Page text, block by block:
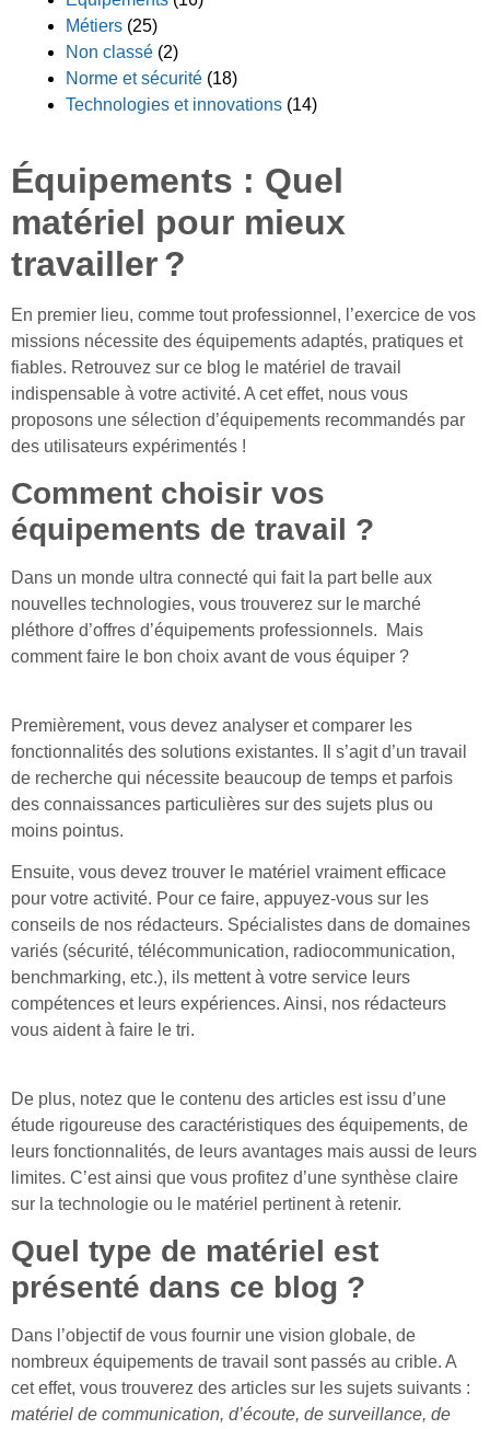
Métiers (25)
Non classé (2)
Norme et sécurité (18)
Technologies et innovations (14)
Équipements : Quel
matériel pour mieux
travailler ?
En premier lieu, comme tout professionnel, l’exercice de vos
missions nécessite des équipements adaptés, pratiques et
fiables. Retrouvez sur ce blog le matériel de travail
indispensable à votre activité. A cet effet, nous vous
proposons une sélection d’équipements recommandés par
des utilisateurs expérimentés !
Comment choisir vos
équipements de travail ?
Dans un monde ultra connecté qui fait la part belle aux
nouvelles technologies, vous trouverez sur le marché
pléthore d’offres d’équipements professionnels. Mais
comment faire le bon choix avant de vous équiper ?
Premièrement, vous devez analyser et comparer les
fonctionnalités des solutions existantes. Il s’agit d’un travail
de recherche qui nécessite beaucoup de temps et parfois
des connaissances particulières sur des sujets plus ou
moins pointus.
Ensuite, vous devez trouver le matériel vraiment efficace
pour votre activité. Pour ce faire, appuyez-vous sur les
conseils de nos rédacteurs. Spécialistes dans de domaines
variés (sécurité, télécommunication, radiocommunication,
benchmarking, etc.), ils mettent à votre service leurs
compétences et leurs expériences. Ainsi, nos rédacteurs
vous aident à faire le tri.
De plus, notez que le contenu des articles est issu d’une
étude rigoureuse des caractéristiques des équipements, de
leurs fonctionnalités, de leurs avantages mais aussi de leurs
limites. C’est ainsi que vous profitez d’une synthèse claire
sur la technologie ou le matériel pertinent à retenir.
Quel type de matériel est
présenté dans ce blog ?
Dans l’objectif de vous fournir une vision globale, de
nombreux équipements de travail sont passés au crible. A
cet effet, vous trouverez des articles sur les sujets suivants :
matériel de communication, d’écoute, de surveillance, de